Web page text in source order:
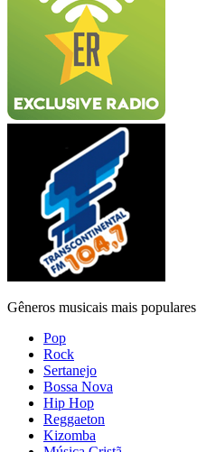
Gêneros musicais mais populares
Pop
Rock
Sertanejo
Bossa Nova
Hip Hop
Reggaeton
Kizomba